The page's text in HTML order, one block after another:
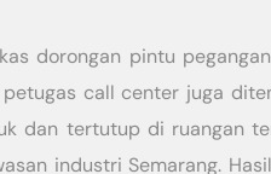
dorongan pintu
call center juga
dan tertutup di ruangan
industri Semarang.